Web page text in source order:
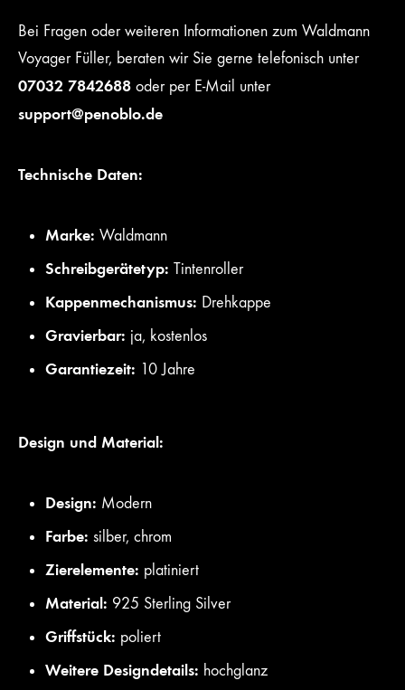
Bei Fragen oder weiteren Informationen zum Waldmann
Voyager Füller, beraten wir Sie gerne telefonisch unter
07032 7842688 oder per E-Mail unter
support@penoblo.de
Technische Daten:
Marke: Waldmann
Schreibgerätetyp: Tintenroller
Kappenmechanismus: Drehkappe
Gravierbar: ja, kostenlos
Garantiezeit: 10 Jahre
Design und Material:
Design: Modern
Farbe: silber, chrom
Zierelemente: platiniert
Material: 925 Sterling Silver
Griffstück: poliert
Weitere Designdetails: hochglanz